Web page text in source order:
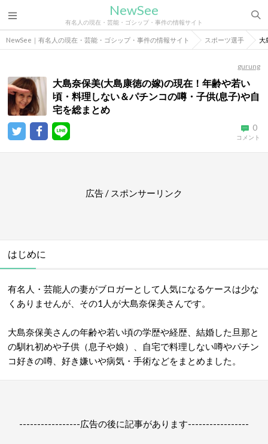
NewSee
有名人の現在・芸能・ゴシップ・事件の情報サイト
NewSee｜有名人の現在・芸能・ゴシップ・事件の情報サイト スポーツ選手 大
gurung
大島奈保美(大島康徳の嫁)の現在！年齢や若い
頃・料理しない＆パチンコの噂・子供(息子)や自
宅を総まとめ
0
コメント
広告 / スポンサーリンク
はじめに
有名人・芸能人の妻がブロガーとして人気になるケースは少な
くありませんが、その1人が大島奈保美さんです。
大島奈保美さんの年齢や若い頃の学歴や経歴、結婚した旦那と
の馴れ初めや子供（息子や娘）、自宅で料理しない噂やパチン
コ好きの噂、好き嫌いや病気・手術などをまとめました。
-----------------広告の後に記事があります-----------------